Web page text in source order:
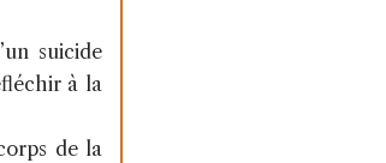
suicide
à la
de la